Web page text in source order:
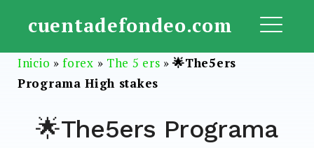
contenido
cuentadefondeo.com
Inicio »forex » The 5 ers »🌟The5ers
Programa High stakes
🌟The5ers Programa